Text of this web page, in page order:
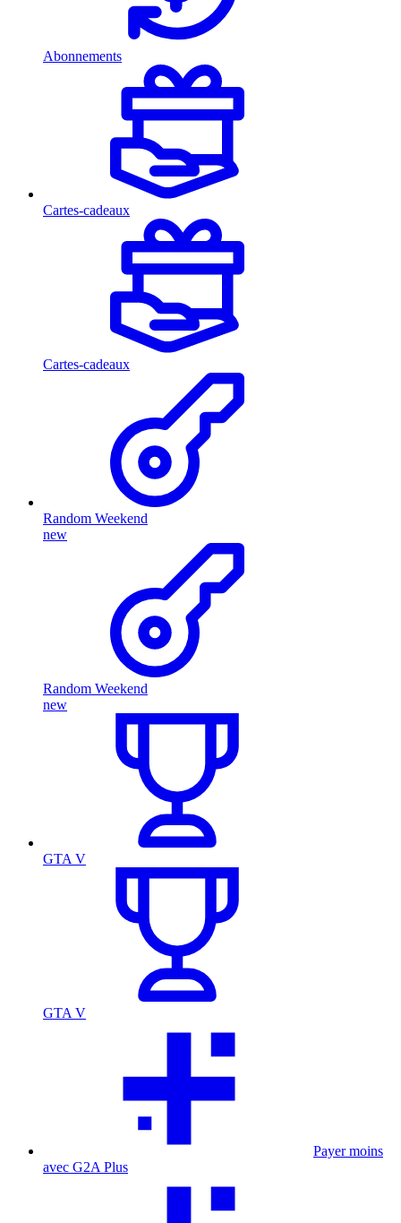
Abonnements
Cartes-cadeaux
Cartes-cadeaux
Random Weekend
new
Random Weekend
new
GTA V
GTA V
Payer moins
avec G2A Plus